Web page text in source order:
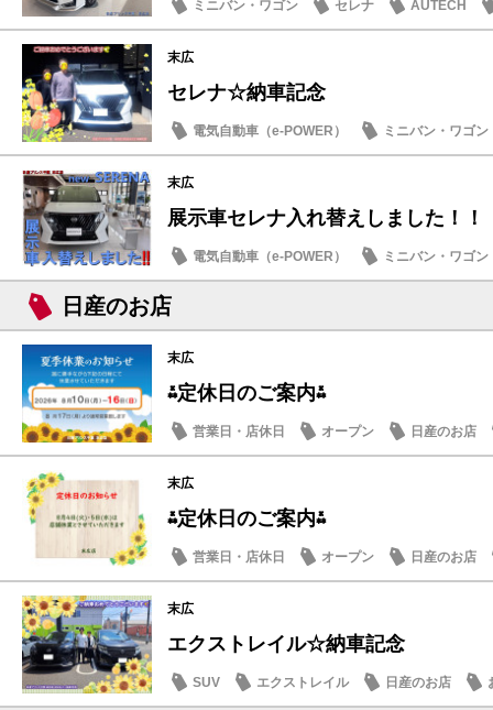
ミニバン・ワゴン セレナ AUTECH
末広
セレナ☆納車記念
電気自動車（e-POWER）
ミニバン・ワゴン
納車式
末広
展示車セレナ入れ替えしました！！
電気自動車（e-POWER）
ミニバン・ワゴン
日産のお店
日産のお店
末広
⁂定休日のご案内⁂
営業日・店休日 オープン 日産のお店
末広
⁂定休日のご案内⁂
営業日・店休日 オープン 日産のお店
末広
エクストレイル☆納車記念
SUV エクストレイル 日産のお店